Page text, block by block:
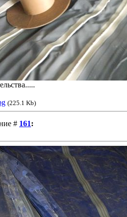
(225.1 Kb)
# 161: